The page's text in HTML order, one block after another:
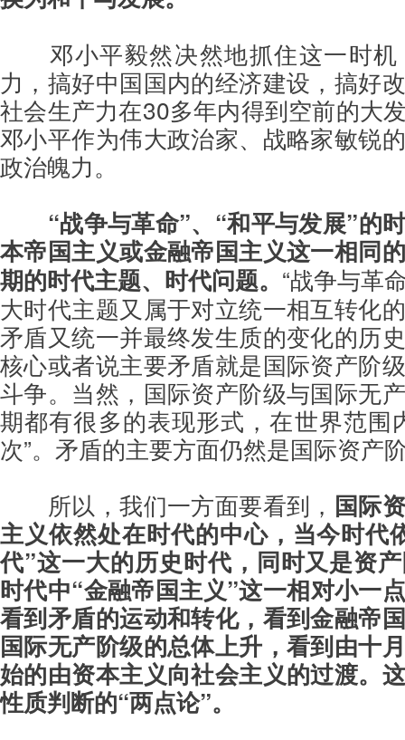
邓小平毅然决然地抓住这一时
力，搞好中国国内的经济建设，搞好
社会生产力在30多年内得到空前的大
邓小平作为伟大政治家、战略家敏锐
政治魄力。
“战争与革命”、“和平与发展”的
本帝国主义或金融帝国主义这一相同
期的时代主题、时代问题。 “战争与革
大时代主题又属于对立统一相互转化
矛盾又统一并最终发生质的变化的历
核心或者说主要矛盾就是国际资产阶
斗争。当然，国际资产阶级与国际无
期都有很多的表现形式，在世界范围
次”。矛盾的主要方面仍然是国际资产
所以，我们一方面要看到， 国际
主义依然处在时代的中心，当今时代
代”这一大的历史时代，同时又是资
时代中“金融帝国主义”这一相对小一
看到矛盾的运动和转化，看到金融帝
国际无产阶级的总体上升，看到由十
始的由资本主义向社会主义的过渡。
性质判断的“两点论”。